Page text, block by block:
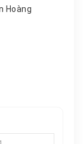
Hoàng